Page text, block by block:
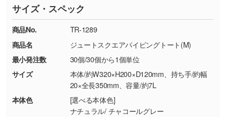
す。→詳しく見る
・コーポレートカラーを使って印刷したい／印
刷色にこだわりがある
DIC・PANTONEなどのカラーチップの指定や、
現物支給による色指定も承っております。→詳
・背景がある画像からキャラクター部分だけを
※詳しくは「商品の良品基準について
ください。
【返品・交換ができない場合】
・お客様の元で商品を加工された場合、または
商品が破損した場合
・商品到着後7日以上経過している場合
・お客様のご都合による返品・交換依頼(商
品・色・数量などの注文間違い等)
TEL：0422-29-9911 営業時間10:00～
18:00(土日祝日除く)
サイズ・スペック
商品No.
TR-1289
商品名
ジュートスクエアパイピングトート(M)
最小発注数
30個/30個から1個単位
サイズ
本体/約W320×H200×D120mm、持ち手/約幅
20×全長350mm、容量/約7L
本体色
[選べる本体色]
ナチュラル/ チャコールグレー